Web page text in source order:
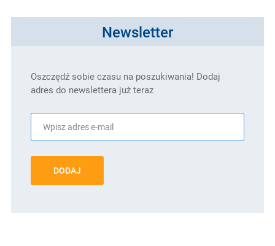
Newsletter
Oszczędź sobie czasu na poszukiwania! Dodaj
adres do newslettera już teraz
DODAJ